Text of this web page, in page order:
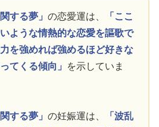
する夢」の恋愛運は、
「ここ
ような情熱的な恋愛を謳歌で
力を強めれば強めるほど好きな
てくる傾向」
を示していま
する夢」の妊娠運は、
「波乱